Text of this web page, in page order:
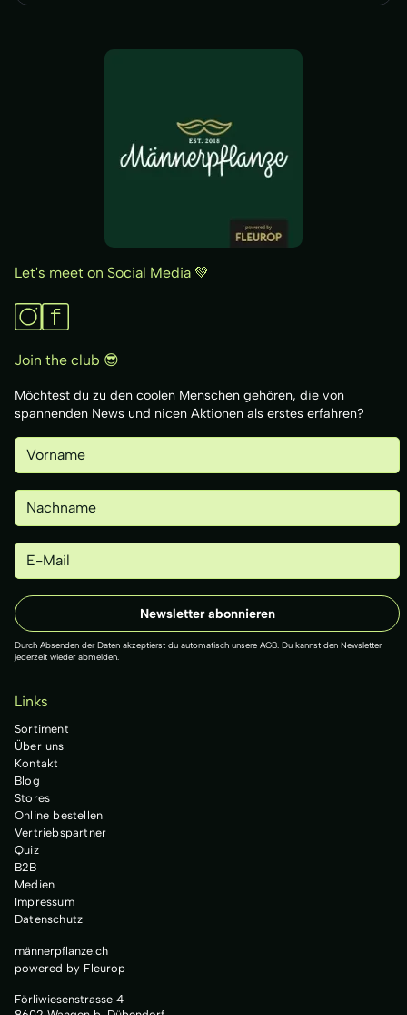
männerpflanze.ch
powered by Fleurop
Förliwiesenstrasse 4
Let's meet on Social Media 💚
Join the club 😎
Möchtest du zu den coolen Menschen gehören, die von
spannenden News und nicen Aktionen als erstes erfahren?
Durch Absenden der Daten akzeptierst du automatisch unsere AGB. Du kannst den Newsletter
jederzeit wieder abmelden.
Links
Sortiment
Über uns
Kontakt
Blog
Stores
Online bestellen
Vertriebspartner
Quiz
B2B
Medien
Impressum
Datenschutz